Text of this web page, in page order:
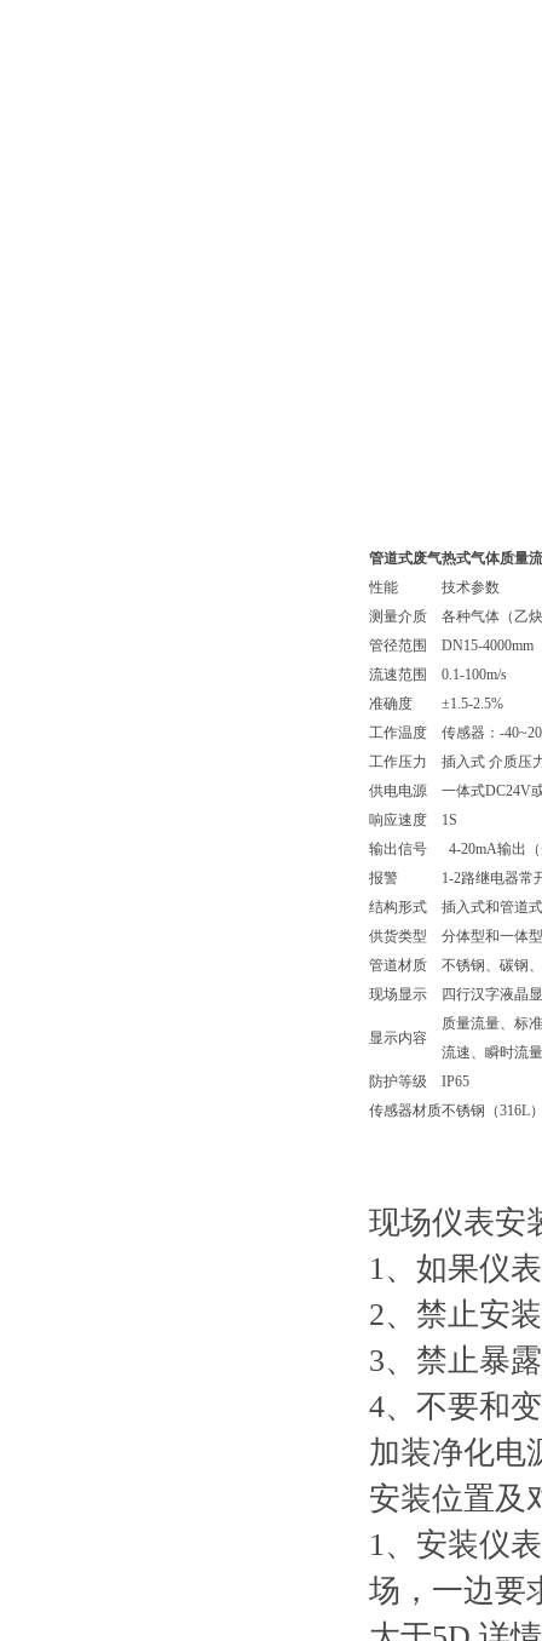
管道式废气热式气体质量
性能
技术参数
测量介质
各种气体（乙
管径范围
DN15-4000mm
流速范围
0.1-100m/s
准确度
±1.5-2.5%
工作温度
传感器：-
工作压力
插入式 介质
供电电源
一体式DC24V
响应速度
1S
输出信号
4-20mA输出
报警
1-2路继电器常
结构形式
插入式和管道式
供货类型
分体型和一体型
管道材质
不锈钢、碳钢
现场显示
四行汉字液晶
显示内容
质量流量、标
流速、瞬时流
防护等级
IP65
传感器材质不锈钢（316L
现场仪表安
1、如果仪
2、禁止安
3、禁止暴
4、不要和
加装净化电
安装位置及
1、安装仪
场，一边要